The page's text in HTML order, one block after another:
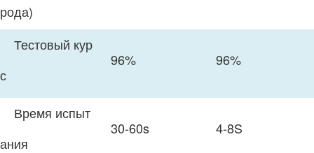
рода)
Тестовый кур
с
96% 96%
Время испыт
ания
30-60s 4-8S